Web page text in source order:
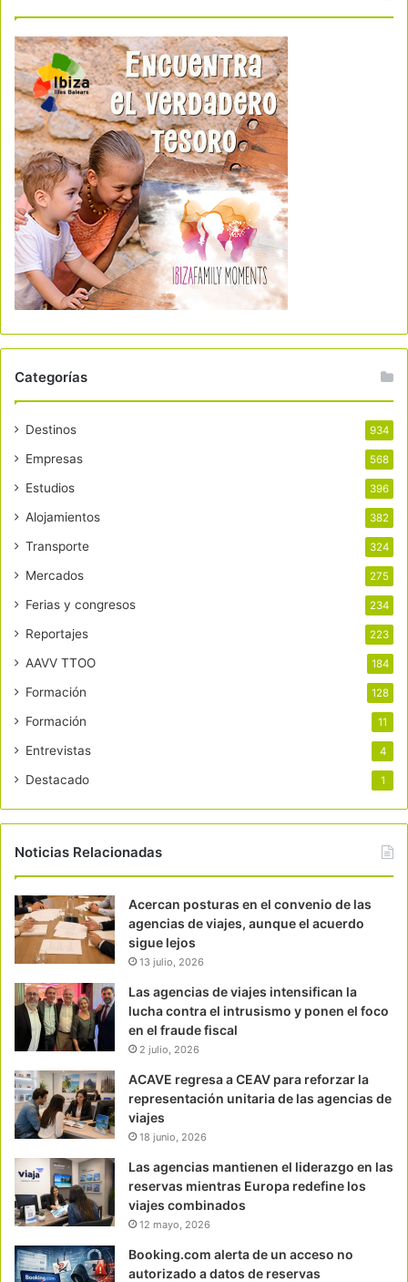
Categorías
Destinos 934
Empresas 568
Estudios 396
Alojamientos 382
Transporte 324
Mercados 275
Ferias y congresos 234
Reportajes 223
AAVV TTOO 184
Formación 128
Formación 11
Entrevistas 4
Destacado 1
Noticias Relacionadas
Acercan posturas en el convenio de las
agencias de viajes, aunque el acuerdo
sigue lejos
13 julio, 2026
Las agencias de viajes intensifican la
lucha contra el intrusismo y ponen el foco
en el fraude fiscal
2 julio, 2026
ACAVE regresa a CEAV para reforzar la
representación unitaria de las agencias de
viajes
18 junio, 2026
Las agencias mantienen el liderazgo en las
reservas mientras Europa redefine los
viajes combinados
12 mayo, 2026
Booking.com alerta de un acceso no
autorizado a datos de reservas